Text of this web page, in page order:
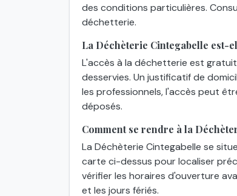
des conditions particulières.
déchetterie.
La Déchèterie Cintegabelle est-
L'accès à la déchetterie est
desservies. Un justificatif de
les professionnels, l'accès peut
déposés.
Comment se rendre à la
La Déchèterie Cintegabelle se
carte ci-dessus pour localiser
vérifier les horaires d'ouverture
et les jours fériés.